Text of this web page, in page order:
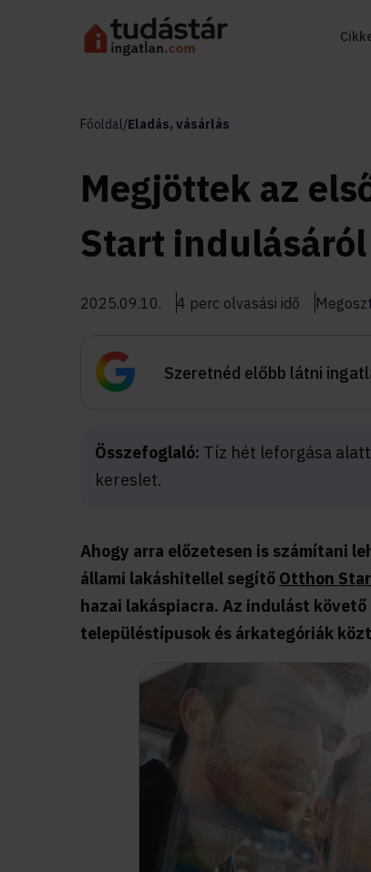
Főoldal/Eladás, vásárlás
Megjöttek az
Start indulásáról
2025.09.10. 4 perc olvasási idő
Szeretnéd előbb látni
Összefoglaló: Tíz hét leforgása
kereslet.
Ahogy arra előzetesen is számítani
állami lakáshitellel segítő Otthon
hazai lakáspiacra. Az indulást
településtípusok és árkategóriák